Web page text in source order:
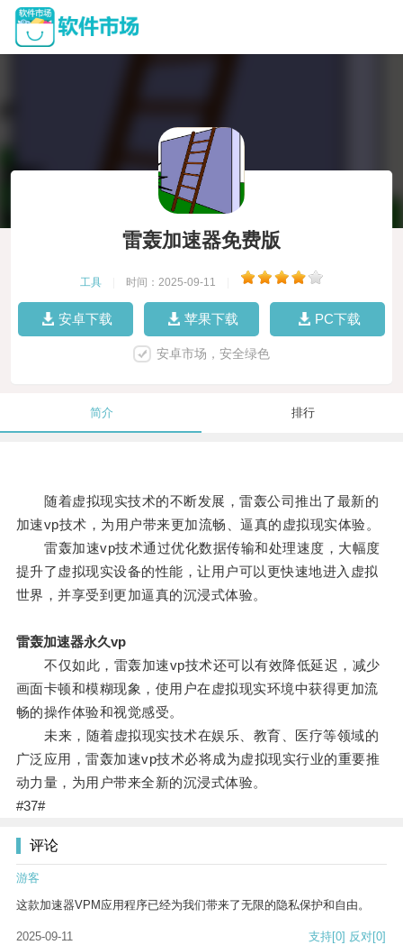
雷轰加速器免费版
工具 时间：2025-09-11
安卓下载 苹果下载 PC下载
安卓市场，安全绿色
简介 排行
随着虚拟现实技术的不断发展，雷轰公司推出了最新的
加速vp技术，为用户带来更加流畅、逼真的虚拟现实体验。
雷轰加速vp技术通过优化数据传输和处理速度，大幅度
提升了虚拟现实设备的性能，让用户可以更快速地进入虚拟
世界，并享受到更加逼真的沉浸式体验。
雷轰加速器永久vp
不仅如此，雷轰加速vp技术还可以有效降低延迟，减少
画面卡顿和模糊现象，使用户在虚拟现实环境中获得更加流
畅的操作体验和视觉感受。
未来，随着虚拟现实技术在娱乐、教育、医疗等领域的
广泛应用，雷轰加速vp技术必将成为虚拟现实行业的重要推
动力量，为用户带来全新的沉浸式体验。
#37#
评论
游客
这款加速器VPM应用程序已经为我们带来了无限的隐私保护和自由。
2025-09-11 支持[0] 反对[0]